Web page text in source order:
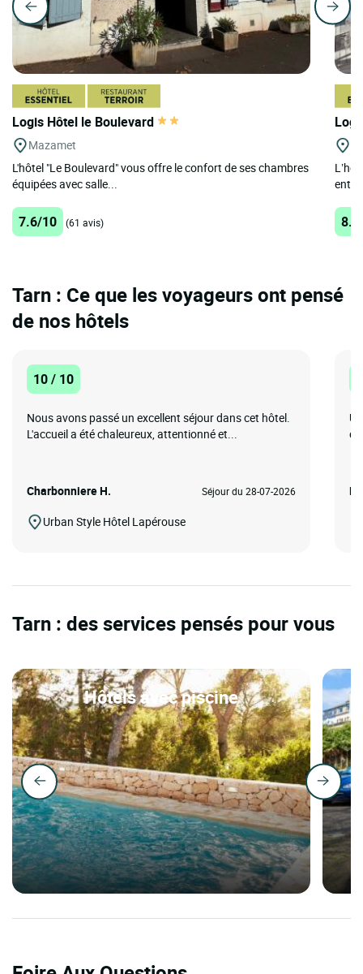
Logis Hôtel le Boulevard
Mazamet
L'hôtel "Le Boulevard" vous offre le confort de ses chambres
équipées avec salle...
7.6/10 (61 avis)
Tarn : Ce que les voyageurs ont pensé
de nos hôtels
10 / 10
Nous avons passé un excellent séjour dans cet hôtel.
L'accueil a été chaleureux, attentionné et...
Charbonniere H. Séjour du 28-07-2026
Urban Style Hôtel Lapérouse
Tarn : des services pensés pour vous
Hôtels avec piscine